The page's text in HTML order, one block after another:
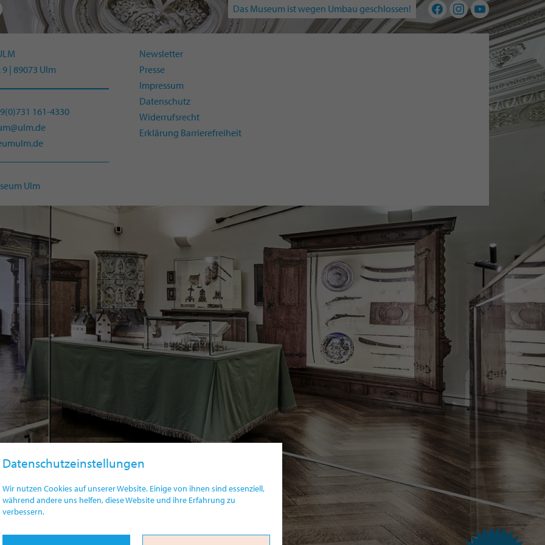
Datenschutzeinstellungen
Wir nutzen Cookies auf unserer Website. Einige von ihnen sind essenziell,
während andere uns helfen, diese Website und ihre Erfahrung zu
verbessern.
Das Museum ist wegen Umbau geschlossen!
| 89073 Ulm
161-4330
Newsletter
Presse
Impressum
Datenschutz
Widerrufsrecht
Erklärung Barrierefreiheit
Ulm